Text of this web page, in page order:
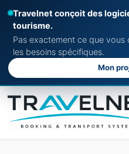
Travelnet conçoit des
tourisme.
Pas exactement ce que vous
les besoins spécifiques.
Mon